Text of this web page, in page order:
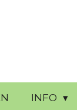
INFO